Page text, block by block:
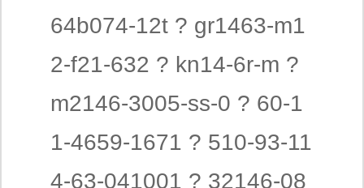
64b074-12t ? gr1463-m1
2-f21-632 ? kn14-6r-m ?
m2146-3005-ss-0 ? 60-1
1-4659-1671 ? 510-93-11
4-63-041001 ? 32146-08